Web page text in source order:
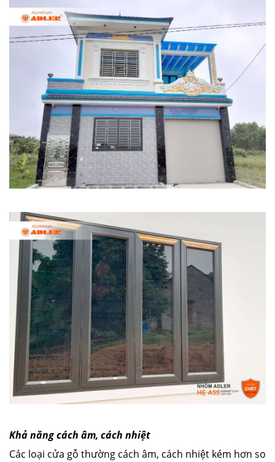
Khả năng cách âm, cách nhiệt
Các loại cửa gỗ thường cách âm, cách nhiệt kém hơn so